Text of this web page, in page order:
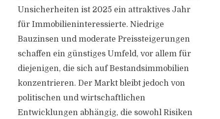
Unsicherheiten ist 2025 ein attraktives Jahr
für Immobilieninteressierte. Niedrige
Bauzinsen und moderate Preissteigerungen
schaffen ein günstiges Umfeld, vor allem für
diejenigen, die sich auf Bestandsimmobilien
konzentrieren. Der Markt bleibt jedoch von
politischen und wirtschaftlichen
Entwicklungen abhängig, die sowohl Risiken